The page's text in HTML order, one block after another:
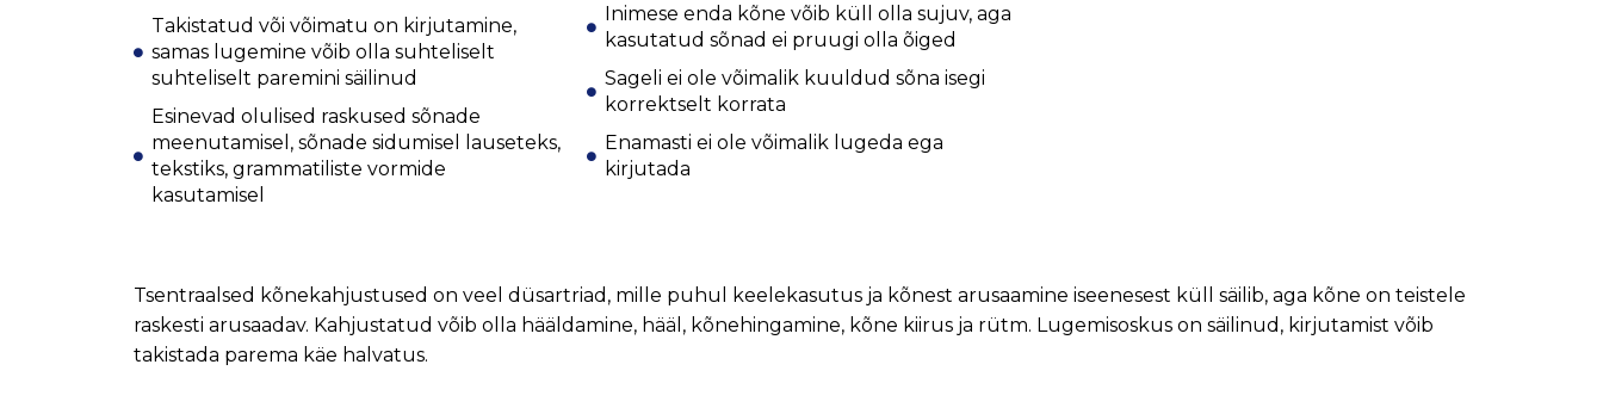
Takistatud või võimatu on kirjutamine,
samas lugemine võib olla suhteliselt
suhteliselt paremini säilinud
Esinevad olulised raskused sõnade
meenutamisel, sõnade sidumisel lauseteks,
tekstiks, grammatiliste vormide
kasutamisel
Inimese enda kõne võib küll olla sujuv, aga
kasutatud sõnad ei pruugi olla õiged
Sageli ei ole võimalik kuuldud sõna isegi
korrektselt korrata
Enamasti ei ole võimalik lugeda ega
kirjutada
Tsentraalsed kõnekahjustused on veel düsartriad, mille puhul keelekasutus ja kõnest arusaamine iseenesest küll säilib, aga kõne on teistele
raskesti arusaadav. Kahjustatud võib olla hääldamine, hääl, kõnehingamine, kõne kiirus ja rütm. Lugemisoskus on säilinud, kirjutamist võib
takistada parema käe halvatus.